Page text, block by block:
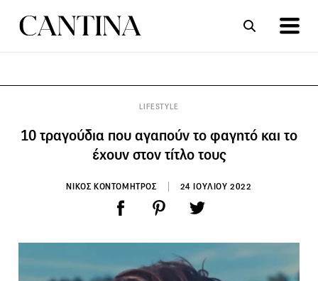
LIFESTYLE
10 τραγούδια που αγαπούν το φαγητό και το
έχουν στον τίτλο τους
ΝΙΚΟΣ ΚΟΝΤΟΜΗΤΡΟΣ 24 ΙΟΥΛΙΟΥ 2022